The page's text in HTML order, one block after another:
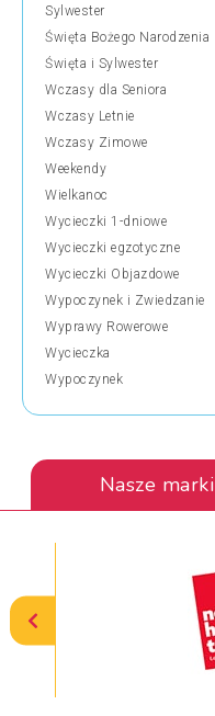
Sylwester
Święta Bożego Narodzenia
Święta i Sylwester
Wczasy dla Seniora
Wczasy Letnie
Wczasy Zimowe
Weekendy
Wielkanoc
Wycieczki 1-dniowe
Wycieczki egzotyczne
Wycieczki Objazdowe
Wypoczynek i Zwiedzanie
Wyprawy Rowerowe
Wycieczka
Wypoczynek
Nasze marki